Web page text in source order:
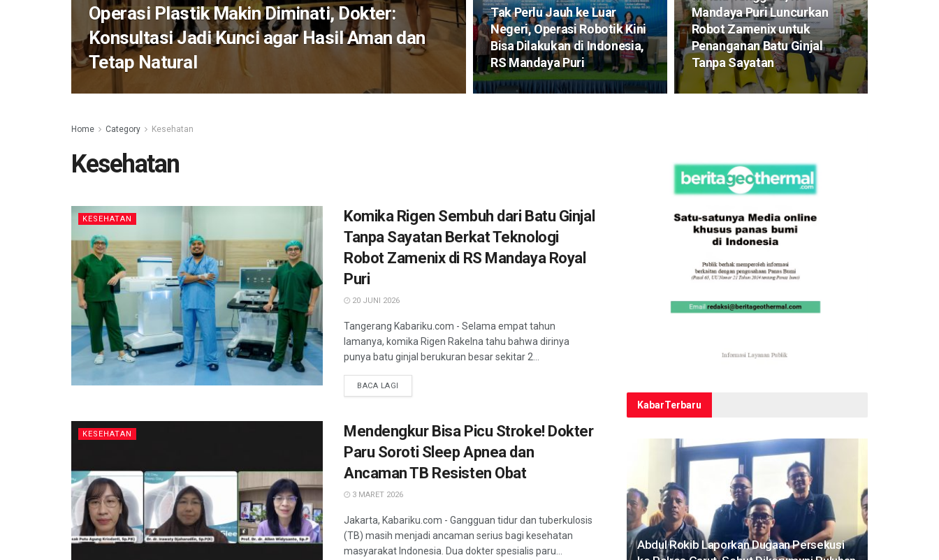
Operasi Plastik Makin Diminati, Dokter:
Konsultasi Jadi Kunci agar Hasil Aman dan
Tetap Natural
Tak Perlu Jauh ke Luar
Negeri, Operasi Robotik Kini
Bisa Dilakukan di Indonesia,
RS Mandaya Puri
Mandaya Puri Luncurkan
Robot Zamenix untuk
Penanganan Batu Ginjal
Tanpa Sayatan
Home Category Kesehatan
Kesehatan
KESEHATAN
Komika Rigen Sembuh dari Batu Ginjal
Tanpa Sayatan Berkat Teknologi
Robot Zamenix di RS Mandaya Royal
Puri
20 JUNI 2026
Tangerang Kabariku.com - Selama empat tahun
lamanya, komika Rigen Rakelna tahu bahwa dirinya
punya batu ginjal berukuran besar sekitar 2...
BACA LAGI
KESEHATAN
Mendengkur Bisa Picu Stroke! Dokter
Paru Soroti Sleep Apnea dan
Ancaman TB Resisten Obat
3 MARET 2026
Jakarta, Kabariku.com - Gangguan tidur dan tuberkulosis
(TB) masih menjadi ancaman serius bagi kesehatan
masyarakat Indonesia. Dua dokter spesialis paru...
KabarTerbaru
Abdul Rokib Laporkan Dugaan Persekusi